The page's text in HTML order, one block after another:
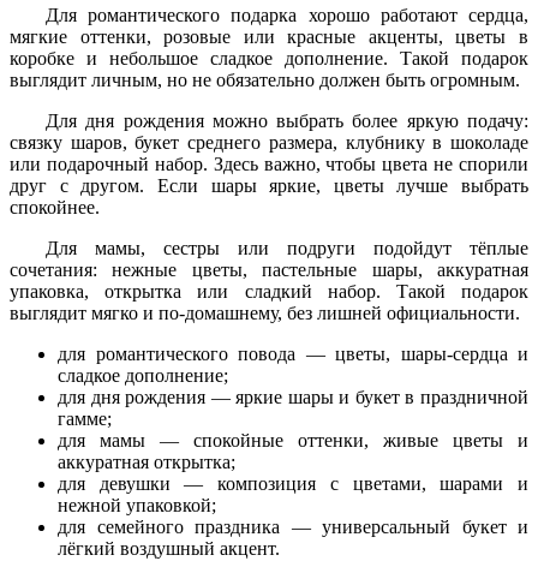
Для романтического подарка хорошо работают сердца,
мягкие оттенки, розовые или красные акценты, цветы в
коробке и небольшое сладкое дополнение. Такой подарок
выглядит личным, но не обязательно должен быть огромным.
Для дня рождения можно выбрать более яркую подачу:
связку шаров, букет среднего размера, клубнику в шоколаде
или подарочный набор. Здесь важно, чтобы цвета не спорили
друг с другом. Если шары яркие, цветы лучше выбрать
спокойнее.
Для мамы, сестры или подруги подойдут тёплые
сочетания: нежные цветы, пастельные шары, аккуратная
упаковка, открытка или сладкий набор. Такой подарок
выглядит мягко и по-домашнему, без лишней официальности.
для романтического повода — цветы, шары-сердца и
сладкое дополнение;
для дня рождения — яркие шары и букет в праздничной
гамме;
для мамы — спокойные оттенки, живые цветы и
аккуратная открытка;
для девушки — композиция с цветами, шарами и
нежной упаковкой;
для семейного праздника — универсальный букет и
лёгкий воздушный акцент.